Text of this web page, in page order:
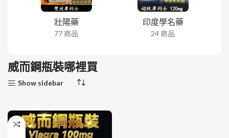
壯陽藥
77 商品
印度學名藥
24 商品
威而鋼瓶裝哪裡買
Show sidebar